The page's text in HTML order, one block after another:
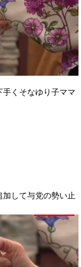
手くそなゆり子ママ
して与党の勢い止